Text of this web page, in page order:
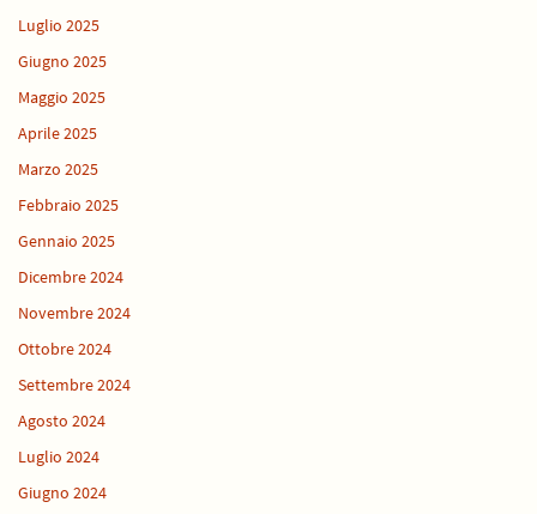
Luglio 2025
Giugno 2025
Maggio 2025
Aprile 2025
Marzo 2025
Febbraio 2025
Gennaio 2025
Dicembre 2024
Novembre 2024
Ottobre 2024
Settembre 2024
Agosto 2024
Luglio 2024
Giugno 2024